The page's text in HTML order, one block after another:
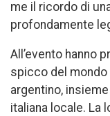
me il ricordo di
profondamente
All’evento hanno
spicco del
argentino,
italiana locale. La